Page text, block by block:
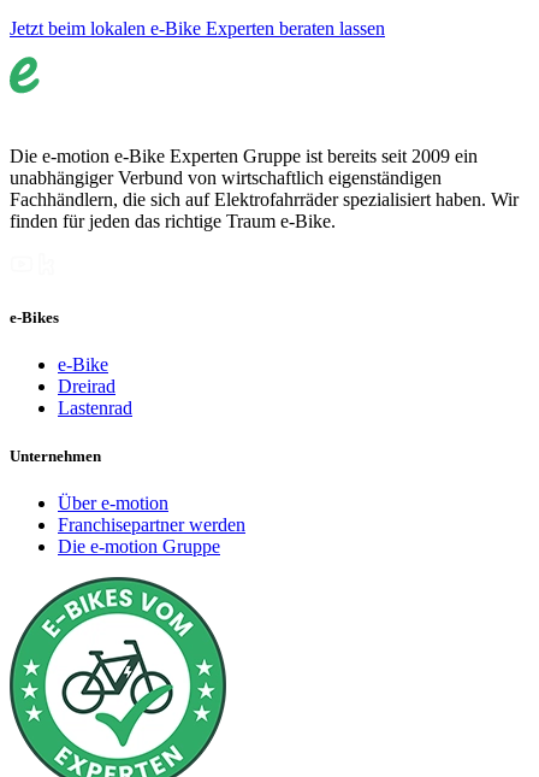
Jetzt beim lokalen e-Bike Experten beraten lassen
Die e-motion e-Bike Experten Gruppe ist bereits seit 2009 ein
unabhängiger Verbund von wirtschaftlich eigenständigen
Fachhändlern, die sich auf Elektrofahrräder spezialisiert haben. Wir
finden für jeden das richtige Traum e-Bike.
e-Bikes
e-Bike
Dreirad
Lastenrad
Unternehmen
Über e-motion
Franchisepartner werden
Die e-motion Gruppe